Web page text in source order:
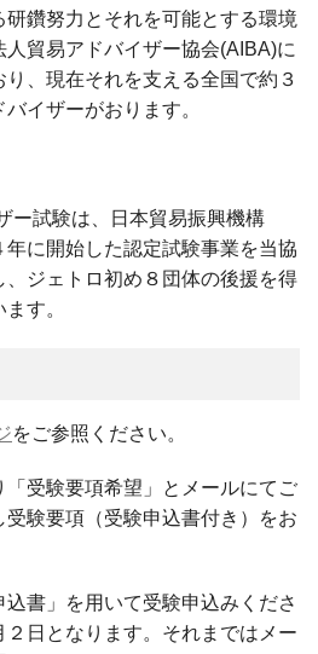
鑽努力とそれを可能とする環境
貿易アドバイザー協会(AIBA)に
、現在それを支える全国で約３
イザーがおります。
ー試験は、日本貿易振興機構
年に開始した認定試験事業を当協
ジェトロ初め８団体の後援を得
す。
をご参照ください。
「受験要項希望」とメールにてご
験要項（受験申込書付き）をお
書」を用いて受験申込みくださ
日となります。それまではメー